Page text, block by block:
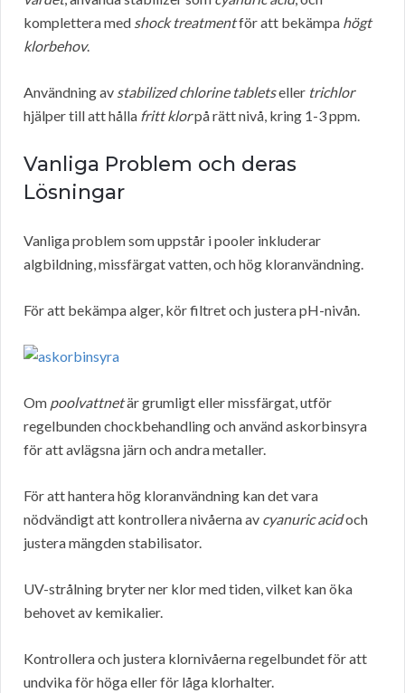
komplettera med shock treatmentför att bekämpa högt
klorbehov.
Användning av stabilized chlorine tabletseller trichlor
hjälper till att hålla fritt klorpå rätt nivå, kring 1-3 ppm.
Vanliga Problem och deras
Lösningar
Vanliga problem som uppstår i pooler inkluderar
algbildning, missfärgat vatten, och hög kloranvändning.
För att bekämpa alger, kör filtret och justera pH-nivån.
Om poolvattnetär grumligt eller missfärgat, utför
regelbunden chockbehandling och använd askorbinsyra
för att avlägsna järn och andra metaller.
För att hantera hög kloranvändning kan det vara
nödvändigt att kontrollera nivåerna av cyanuric acidoch
justera mängden stabilisator.
UV-strålning bryter ner klor med tiden, vilket kan öka
behovet av kemikalier.
Kontrollera och justera klornivåerna regelbundet för att
undvika för höga eller för låga klorhalter.